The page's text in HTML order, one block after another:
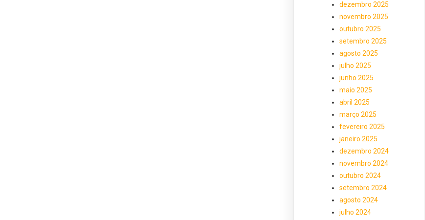
dezembro 2025
novembro 2025
outubro 2025
setembro 2025
agosto 2025
julho 2025
junho 2025
maio 2025
abril 2025
março 2025
fevereiro 2025
janeiro 2025
dezembro 2024
novembro 2024
outubro 2024
setembro 2024
agosto 2024
julho 2024